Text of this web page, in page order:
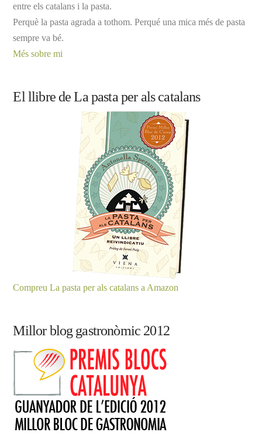
entre els catalans i la pasta.
Perquè la pasta agrada a tothom. Perqué una mica més de pasta
sempre va bé.
Més sobre mi
El llibre de La pasta per als catalans
Compreu La pasta per als catalans a Amazon
Millor blog gastronòmic 2012